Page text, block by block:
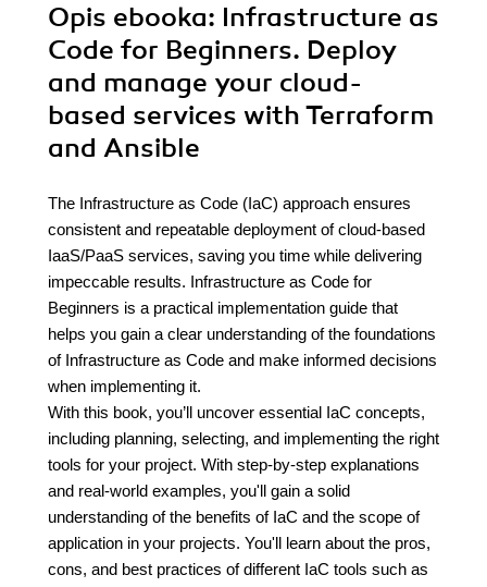
Opis ebooka: Infrastructure as
Code for Beginners. Deploy
and manage your cloud-
based services with Terraform
and Ansible
The Infrastructure as Code (IaC) approach ensures
consistent and repeatable deployment of cloud-based
IaaS/PaaS services, saving you time while delivering
impeccable results. Infrastructure as Code for
Beginners is a practical implementation guide that
helps you gain a clear understanding of the foundations
of Infrastructure as Code and make informed decisions
when implementing it.
With this book, you’ll uncover essential IaC concepts,
including planning, selecting, and implementing the right
tools for your project. With step-by-step explanations
and real-world examples, you'll gain a solid
understanding of the benefits of IaC and the scope of
application in your projects. You'll learn about the pros,
cons, and best practices of different IaC tools such as